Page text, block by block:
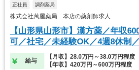
正社員 調剤薬局
株式会社萬屋薬局 本店の薬剤師求人
【山形県山形市】漢方薬／年収
可／社宅／未経験OK／4週8休制
給与
【月収】28.0万円～38.0万円程度
【年収】420万円～600万円程度